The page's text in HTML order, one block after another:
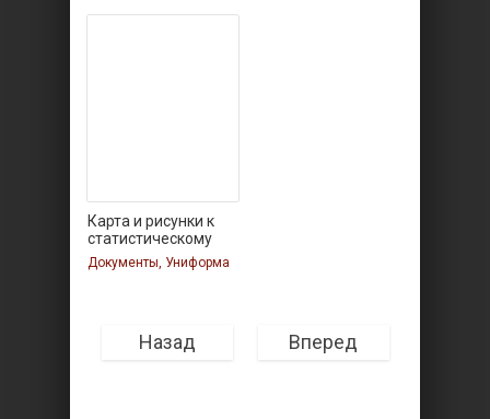
Карта и рисунки к
статистическому
Документы, Униформа
Назад Вперед